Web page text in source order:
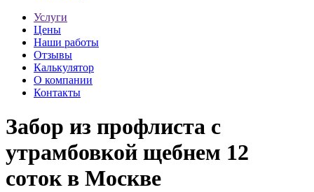
Услуги
Цены
Наши работы
Отзывы
Калькулятор
О компании
Контакты
Забор из профлиста с
утрамбовкой щебнем 12
соток в Mocквe